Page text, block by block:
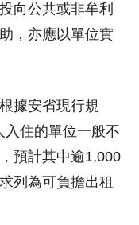
向公共或非牟利
，亦應以單位實
據安省現行規
入住的單位一般不
預計其中逾1,000
列為可負擔出租